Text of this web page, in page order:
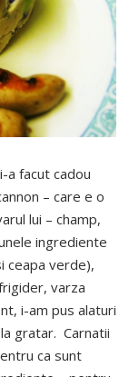
a facut cadou
– care e o
lui – champ,
ingrediente
ceapa verde),
varza
i-am pus alaturi
gratar. Carnatii
ca sunt